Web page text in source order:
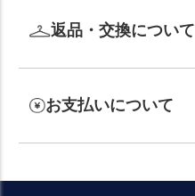
返品・交換について
お支払いについて